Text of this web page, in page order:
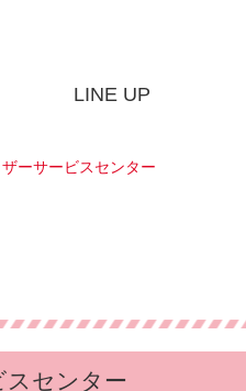
LINE UP
ーサービスセンター
スセンター